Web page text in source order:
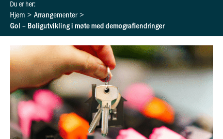
Hjem
Arrangementer
Gol – Boligutvikling i møte med demografiendringer